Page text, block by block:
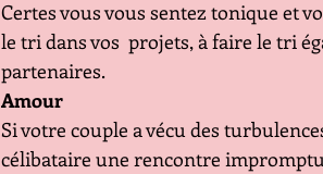
Certes vous vous sentez tonique et
le tri dans vos  projets, à faire le tri
partenaires.
Amour
Si votre couple a vécu des
célibataire une rencontre